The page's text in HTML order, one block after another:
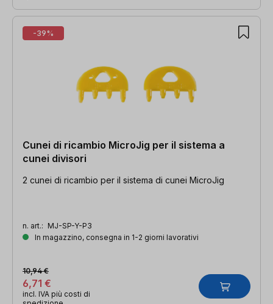
-39%
Cunei di ricambio MicroJig per il sistema a
cunei divisori
2 cunei di ricambio per il sistema di cunei MicroJig
n. art.: MJ-SP-Y-P3
In magazzino, consegna in 1-2 giorni lavorativi
6,71 €
10,94 €
incl. IVA più costi di